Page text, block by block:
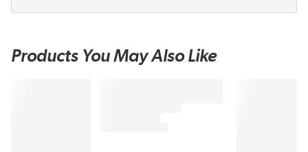
Products You May Also Like